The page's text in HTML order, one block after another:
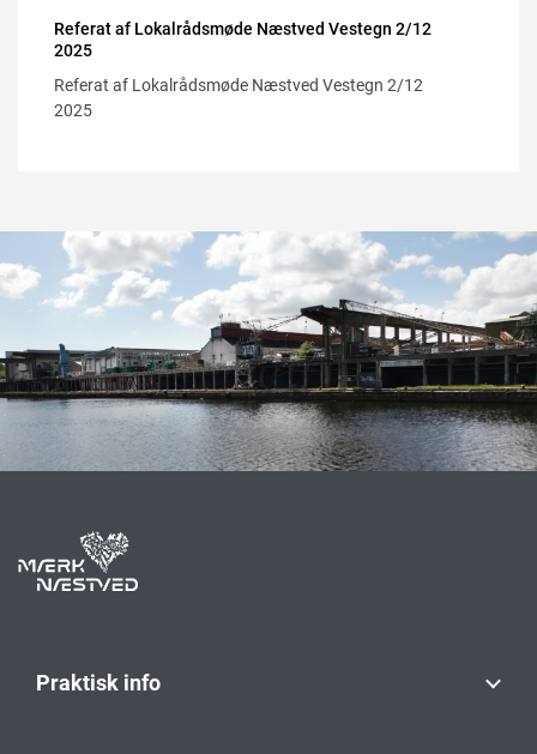
Referat af Lokalrådsmøde Næstved Vestegn 2/12
2025
Referat af Lokalrådsmøde Næstved Vestegn 2/12
2025
Praktisk info